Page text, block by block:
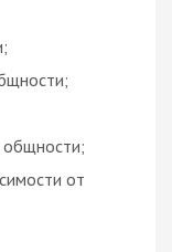
общности;
от